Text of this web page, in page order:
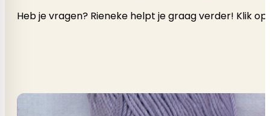
Heb je vragen? Rieneke helpt je graag verder! Klik